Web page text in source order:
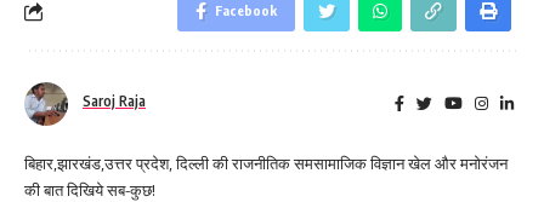
Facebook
Saroj Raja
बिहार,झारखंड,उत्तर प्रदेश, दिल्ली की राजनीतिक समसामाजिक विज्ञान खेल और मनोरंजन
की बात दिखिये सब-कुछ!